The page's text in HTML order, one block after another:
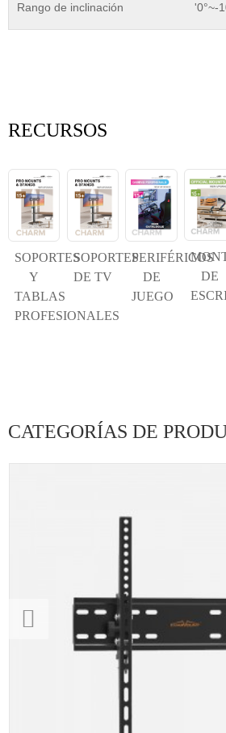
Rango de inclinación '0°~-
RECURSOS
SOPORTES
Y
TABLAS
PROFESIONALES
SOPORTES
DE TV
PERIFÉRICOS
DE
JUEGO
DE
CATEGORÍAS DE